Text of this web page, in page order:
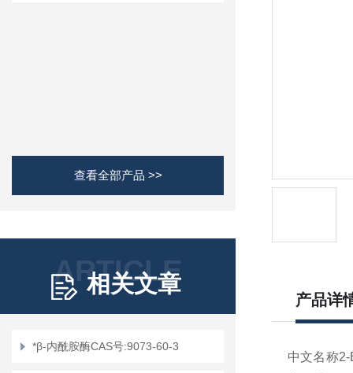
查看全部产品 >>
ARTICLE
相关文章
*β-内酰胺酶CAS号:9073-60-3
产品详
中文名称